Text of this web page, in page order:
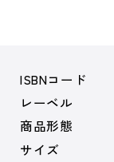
ISBNコード
レーベル
商品形態
サイズ